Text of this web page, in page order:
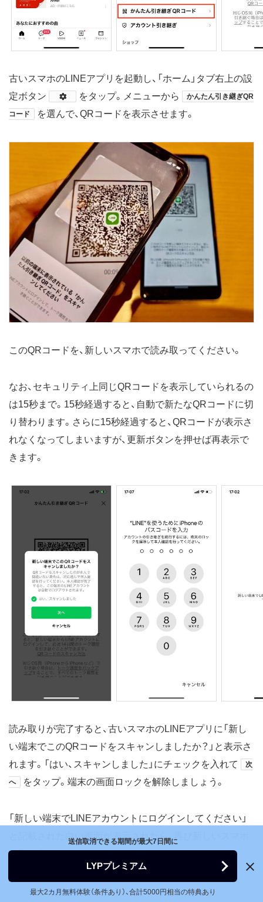
古いスマホのLINEアプリを起動し、「ホーム」タブ右上の設
定ボタン
​をタップ。メニューから かんたん引き継ぎQR
コード を選んで、QRコードを表示させます。
このQRコードを、新しいスマホで読み取ってください。
なお、セキュリティ上同じQRコードを表示していられるの
は15秒まで。15秒経過すると、自動で新たなQRコードに切
り替わります。さらに15秒経過すると、QRコードが表示さ
れなくなってしまいますが、更新ボタンを押せば再表示で
きます。
読み取りが完了すると、古いスマホのLINEアプリに「新し
い端末でこのQRコードをスキャンしましたか？」と表示さ
れます。「はい、スキャンしました」にチェックを入れて
次
へ をタップ。端末の画面ロックを解除しましょう。
「新しい端末でLINEアカウントにログインしてください」
と記載された白い画面が表示されたら、再び新しいスマホ
を取り出します。
送信取消できる期間が最大7日間に
LYPプレミアム
最大2カ月無料体験（条件あり）、合計5000円相当の特典あり